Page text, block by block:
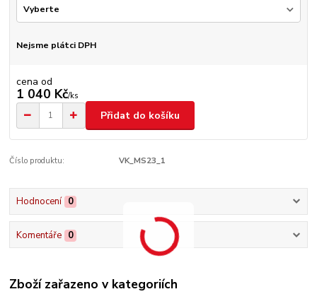
Nejsme plátci DPH
cena od
1 040 Kč/ks
Přidat do košíku
Číslo produktu: VK_MS23_1
Hodnocení 0
Komentáře 0
Zboží zařazeno v kategoriích